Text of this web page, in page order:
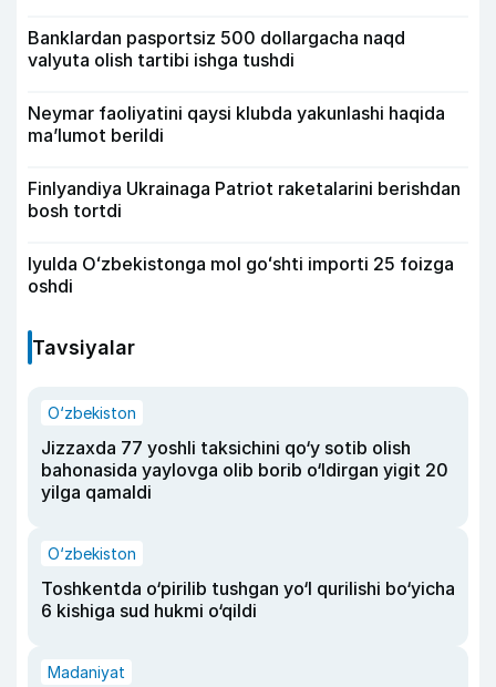
Banklardan pasportsiz 500 dollargacha naqd
valyuta olish tartibi ishga tushdi
Neymar faoliyatini qaysi klubda yakunlashi haqida
ma’lumot berildi
Finlyandiya Ukrainaga Patriot raketalarini berishdan
bosh tortdi
Iyulda Oʻzbekistonga mol goʻshti importi 25 foizga
oshdi
Tavsiyalar
O‘zbekiston
Jizzaxda 77 yoshli taksichini qo‘y sotib olish
bahonasida yaylovga olib borib o‘ldirgan yigit 20
yilga qamaldi
O‘zbekiston
Toshkentda o‘pirilib tushgan yo‘l qurilishi bo‘yicha
6 kishiga sud hukmi o‘qildi
Madaniyat